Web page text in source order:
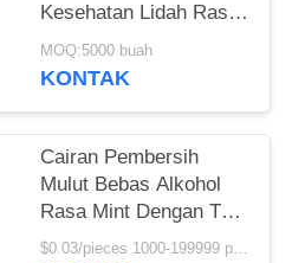
Kesehatan Lidah Rasa
Buah 250ml Air Mulut
Untuk Kesehatan Gusi
MOQ:5000 buah
KONTAK
Cairan Pembersih
Mulut Bebas Alkohol
Rasa Mint Dengan Tas
Sachet 10ml
$0.03/pieces 1000-199999 pieces MOQ:1000 Potongan